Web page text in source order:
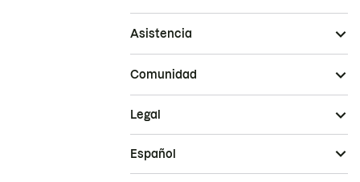
Asistencia
Comunidad
Legal
Español